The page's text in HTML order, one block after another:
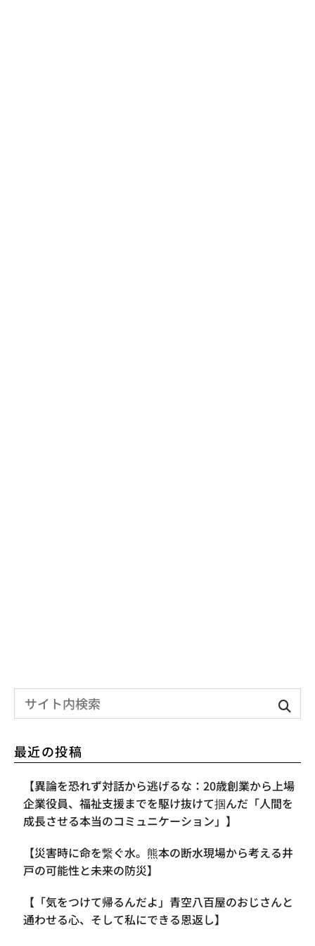
最近の投稿
【異論を恐れず対話から逃げるな：20歳創業から上場
企業役員、福祉支援までを駆け抜けて掴んだ「人間を
成長させる本当のコミュニケーション」】
【災害時に命を繋ぐ水。熊本の断水現場から考える井
戸の可能性と未来の防災】
【「気をつけて帰るんだよ」青空八百屋のおじさんと
通わせる心、そして私にできる恩返し】